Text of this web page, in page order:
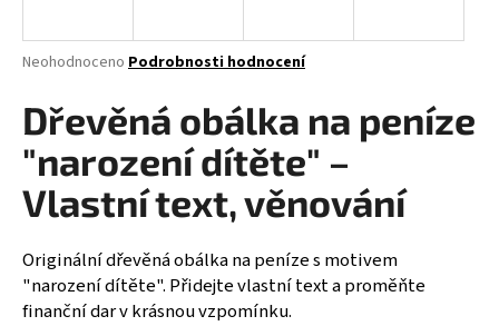
Průměrné
produktu
je
0,0
5
hvězdiček.
Neohodnoceno Podrobnosti hodnocení
Dřevěná obálka na peníze
"narození dítěte" –
Vlastní text, věnování
Originální dřevěná obálka na peníze s motivem
"narození dítěte". Přidejte vlastní text a proměňte
finanční dar v krásnou vzpomínku.
j
t
?
HLEDAT